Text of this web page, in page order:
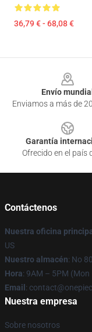
36,79 € - 68,08 €
Envío mundial
Enviamos a más de
Garantía
Ofrecido en el país
Contáctenos
Nuestra oficina
US
Nuestro almacén: No
Hora: 9AM – 5PM (Mon
Email :
Nuestra empresa
Sobre nosotros